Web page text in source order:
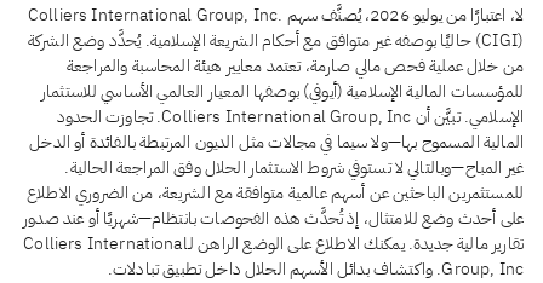
لا، اعتبارًا من يوليو 2026، يُصنَّف سهم Colliers International Group, Inc.
(CIGI) حاليًا بوصفه غير متوافق مع أحكام الشريعة الإسلامية. يُحدَّد وضع الشركة
من خلال عملية فحص مالي صارمة، تعتمد معايير هيئة المحاسبة والمراجعة
للمؤسسات المالية الإسلامية (أيوفي) بوصفها المعيار العالمي الأساسي للاستثمار
الإسلامي. تبيَّن أن Colliers International Group, Inc. تجاوزت الحدود
المالية المسموح بها—ولا سيما في مجالات مثل الديون المرتبطة بالفائدة أو الدخل
غير المباح—وبالتالي لا تستوفي شروط الاستثمار الحلال وفق المراجعة الحالية.
للمستثمرين الباحثين عن أسهم عالمية متوافقة مع الشريعة، من الضروري الاطلاع
على أحدث وضع للامتثال، إذ تُحدَّث هذه الفحوصات بانتظام—شهريًا أو عند صدور
تقارير مالية جديدة. يمكنك الاطلاع على الوضع الراهن لـColliers International
Group, Inc. واكتشاف بدائل الأسهم الحلال داخل تطبيق تبادلات.